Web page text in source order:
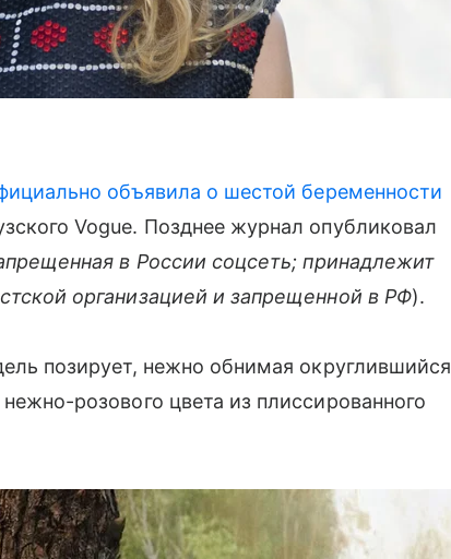
объявила о шестой беременности
Vogue. Позднее журнал опубликовал
в России соцсеть; принадлежит
организацией и запрещенной в РФ).
позирует, нежно обнимая округлившийся
розового цвета из плиссированного